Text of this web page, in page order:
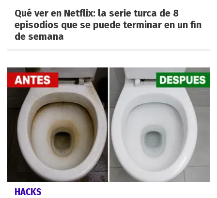
Qué ver en Netflix: la serie turca de 8
episodios que se puede terminar en un fin
de semana
HACKS